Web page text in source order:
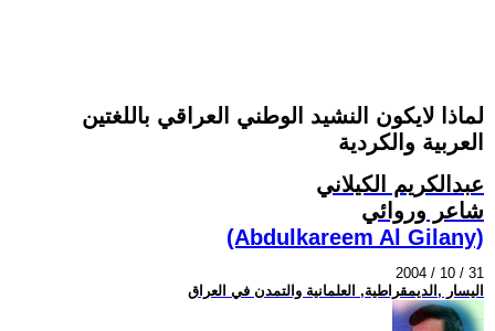
لماذا لايكون النشيد الوطني العراقي باللغتين
العربية والكردية
عبدالكريم الكيلاني
شاعر وروائي
(Abdulkareem Al Gilany)
2004 / 10 / 31
اليسار ,الديمقراطية, العلمانية والتمدن في العراق